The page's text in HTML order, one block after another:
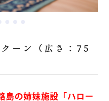
ーン（広さ：75
島の姉妹施設「ハロー